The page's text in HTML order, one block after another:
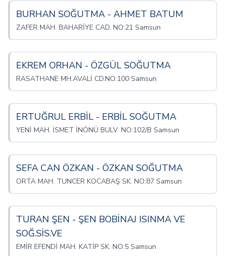
BURHAN SOĞUTMA - AHMET BATUM
ZAFER MAH. BAHARİYE CAD. NO:21 Samsun
EKREM ORHAN - ÖZGÜL SOĞUTMA
RASATHANE MH.AVALİ CD.NO:100 Samsun
ERTUĞRUL ERBİL - ERBİL SOĞUTMA
YENİ MAH. İSMET İNÖNÜ BULV. NO:102/B Samsun
SEFA CAN ÖZKAN - ÖZKAN SOĞUTMA
ORTA MAH. TUNCER KOCABAŞ SK. NO:87 Samsun
TURAN ŞEN - ŞEN BOBİNAJ ISINMA VE
SOĞ.SİS.VE
EMİR EFENDİ MAH. KATİP SK. NO:5 Samsun